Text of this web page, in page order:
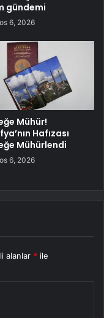
gündemi
6, 2026
Mühür!
Hafızası
Mühürlendi
6, 2026
alanlar * ile